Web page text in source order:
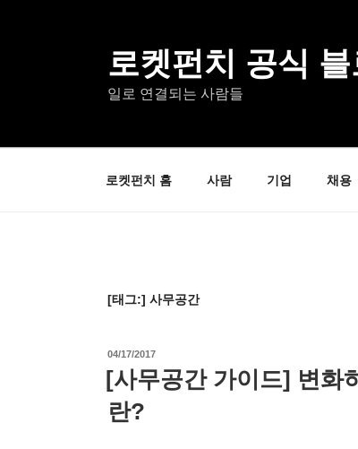
로켓펀치 공식
일로 연결되는 사람들
로켓펀치 홈 사람 기업 채용
[태그:] 사무공간
작
일
04/17/2017
[사무공간 가이드] 변화
란?